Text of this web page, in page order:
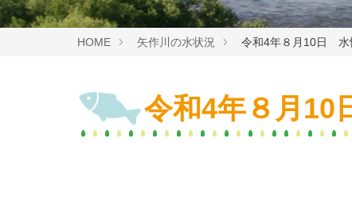
HOME 矢作川の水状況 令和4年８月10日 水
令和4年８月